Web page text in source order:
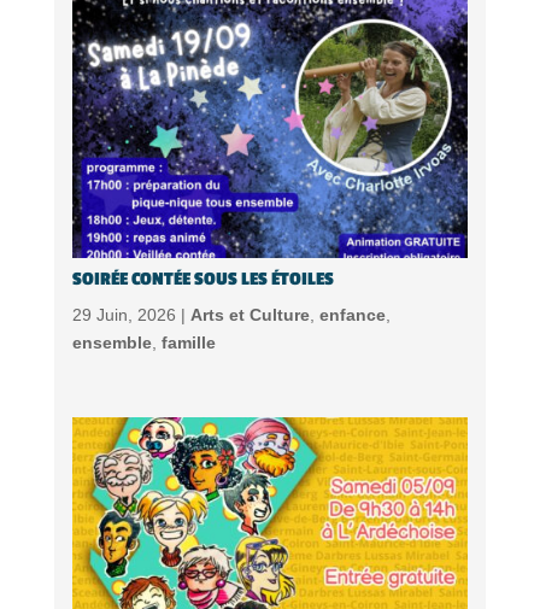
SOIRÉE CONTÉE SOUS LES ÉTOILES
29 Juin, 2026 | Arts et Culture, enfance,
ensemble, famille